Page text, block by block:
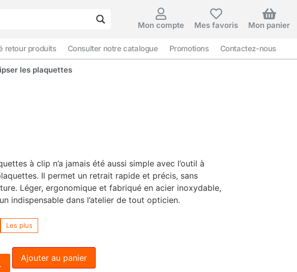
Mon compte Mes favoris Mon panier
retour produits Consulter notre catalogue Promotions Contactez-nous
les plaquettes
à clip n’a jamais été aussi simple avec l’outil à
Il permet un retrait rapide et précis, sans
Léger, ergonomique et fabriqué en acier inoxydable,
indispensable dans l’atelier de tout opticien.
Les plus
Ajouter au panier